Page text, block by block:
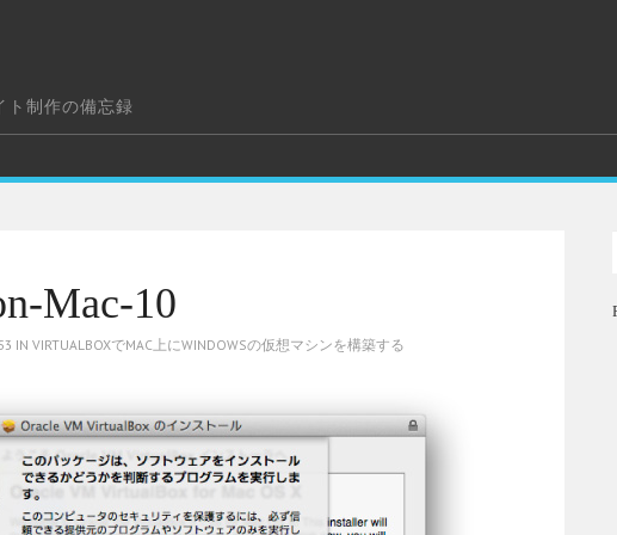
ト制作の備忘録
Mac-10
IN VIRTUALBOXでMAC上にWINDOWSの仮想マシンを構築する